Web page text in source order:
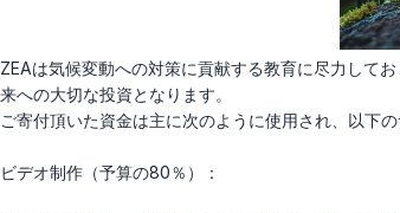
ZEAは気候変動への対策に貢献する教育に尽力して
来への大切な投資となります。
ご寄付頂いた資金は主に次のように使用され、以下
ビデオ制作（予算の80％）：